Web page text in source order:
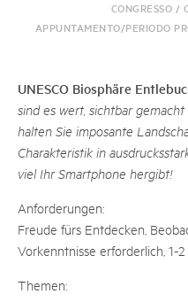
CONGRESSO /
APPUNTAMENTO/PERIODO
UNESCO Biosphäre
sind es wert, sichtbar
halten Sie imposante
Charakteristik in
viel Ihr Smartphone hergibt!
Anforderungen:
Freude fürs Entdecken,
Vorkenntnisse erforderlich, 1-
Themen: